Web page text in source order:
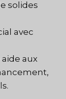
solides
avec
aux